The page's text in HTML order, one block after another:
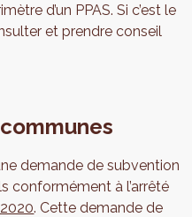
d’un PPAS. Si c’est le
et prendre conseil
demande de subvention
conformément à l’arrêté
. Cette demande de